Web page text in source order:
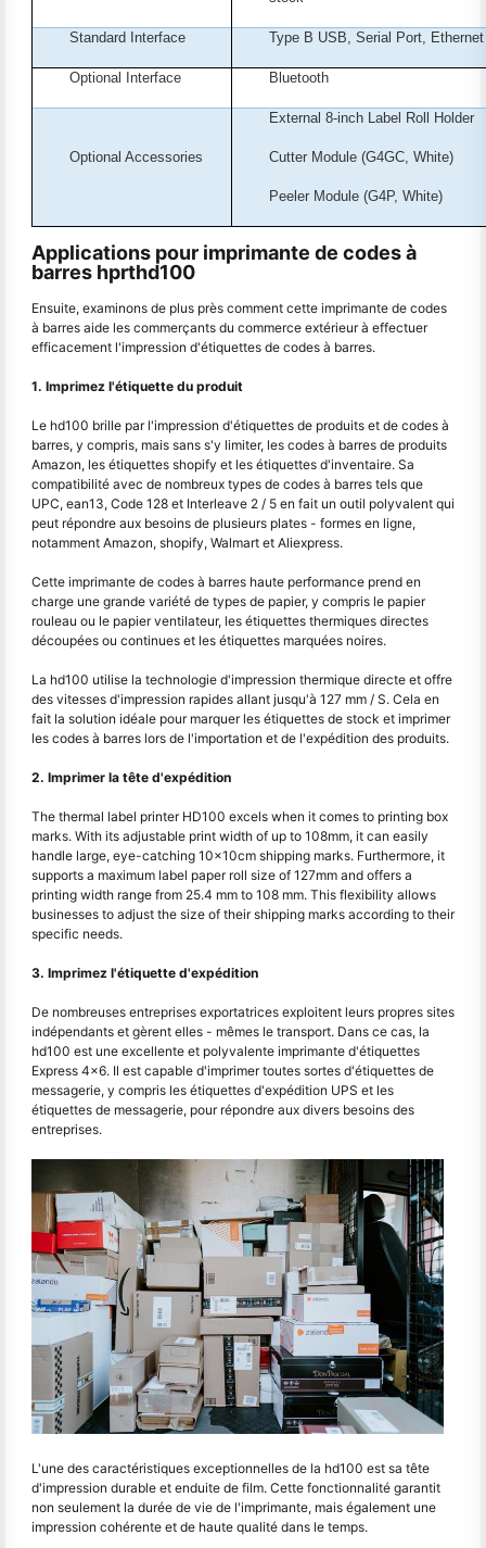
Standard Interface Type B USB, Serial Port,
Optional Interface Bluetooth
Optional Accessories
External 8-inch Label Roll Holder
Cutter Module (G4GC, White)
Peeler Module (G4P, White)
Applications pour imprimante de codes à
barres hprthd100
Ensuite, examinons de plus près comment cette imprimante de codes
à barres aide les commerçants du commerce extérieur à effectuer
efficacement l'impression d'étiquettes de codes à barres.
1. Imprimez l'étiquette du produit
Le hd100 brille par l'impression d'étiquettes de produits et de codes à
barres, y compris, mais sans s'y limiter, les codes à barres de produits
Amazon, les étiquettes shopify et les étiquettes d'inventaire. Sa
compatibilité avec de nombreux types de codes à barres tels que
UPC, ean13, Code 128 et Interleave 2 / 5 en fait un outil polyvalent qui
peut répondre aux besoins de plusieurs plates - formes en ligne,
notamment Amazon, shopify, Walmart et Aliexpress.
Cette imprimante de codes à barres haute performance prend en
charge une grande variété de types de papier, y compris le papier
rouleau ou le papier ventilateur, les étiquettes thermiques directes
découpées ou continues et les étiquettes marquées noires.
La hd100 utilise la technologie d'impression thermique directe et offre
des vitesses d'impression rapides allant jusqu'à 127 mm / S. Cela en
fait la solution idéale pour marquer les étiquettes de stock et imprimer
les codes à barres lors de l'importation et de l'expédition des produits.
2. Imprimer la tête d'expédition
The thermal label printer HD100 excels when it comes to printing box
marks. With its adjustable print width of up to 108mm, it can easily
handle large, eye-catching 10x10cm shipping marks. Furthermore, it
supports a maximum label paper roll size of 127mm and offers a
printing width range from 25.4 mm to 108 mm. This flexibility allows
businesses to adjust the size of their shipping marks according to their
specific needs.
3. Imprimez l'étiquette d'expédition
De nombreuses entreprises exportatrices exploitent leurs propres sites
indépendants et gèrent elles - mêmes le transport. Dans ce cas, la
hd100 est une excellente et polyvalente imprimante d'étiquettes
Express 4x6. Il est capable d'imprimer toutes sortes d'étiquettes de
messagerie, y compris les étiquettes d'expédition UPS et les
étiquettes de messagerie, pour répondre aux divers besoins des
entreprises.
L'une des caractéristiques exceptionnelles de la hd100 est sa tête
d'impression durable et enduite de film. Cette fonctionnalité garantit
non seulement la durée de vie de l'imprimante, mais également une
impression cohérente et de haute qualité dans le temps.